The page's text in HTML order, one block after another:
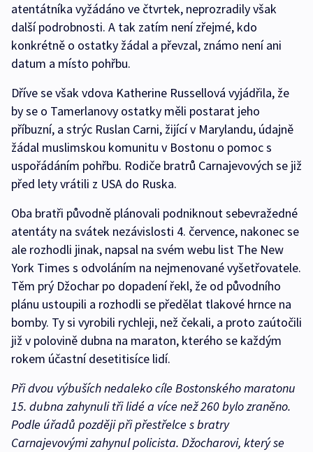
atentátníka vyžádáno ve čtvrtek, neprozradily však
další podrobnosti. A tak zatím není zřejmé, kdo
konkrétně o ostatky žádal a převzal, známo není ani
datum a místo pohřbu.
Dříve se však vdova Katherine Russellová vyjádřila, že
by se o Tamerlanovy ostatky měli postarat jeho
příbuzní, a strýc Ruslan Carni, žijící v Marylandu, údajně
žádal muslimskou komunitu v Bostonu o pomoc s
uspořádáním pohřbu. Rodiče bratrů Carnajevových se již
před lety vrátili z USA do Ruska.
Oba bratři původně plánovali podniknout sebevražedné
atentáty na svátek nezávislosti 4. července, nakonec se
ale rozhodli jinak, napsal na svém webu list The New
York Times s odvoláním na nejmenované vyšetřovatele.
Těm prý Džochar po dopadení řekl, že od původního
plánu ustoupili a rozhodli se předělat tlakové hrnce na
bomby. Ty si vyrobili rychleji, než čekali, a proto zaútočili
již v polovině dubna na maraton, kterého se každým
rokem účastní desetitisíce lidí.
Při dvou výbuších nedaleko cíle Bostonského maratonu
15. dubna zahynuli tři lidé a více než 260 bylo zraněno.
Podle úřadů později při přestřelce s bratry
Carnajevovými zahynul policista. Džocharovi, který se